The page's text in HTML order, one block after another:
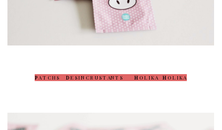
PA T C H S DE S I N C R U S T AN T SHO L I K AHO L I K A